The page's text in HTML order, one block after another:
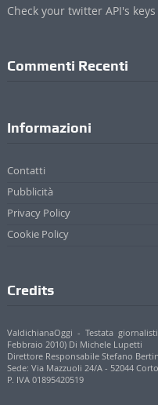
Check your twitter API's keys
Commenti Recenti
Informazioni
Contatti
Pubblicità
Privacy Policy
Cookie Policy
Credits
ValdichianaOggi - Testata
Febbraio 2010) Di Michele Lupetti
Direttore Responsabile Stefano
Sede: Via Mazzuoli 24/A - 52044
P. IVA 01895420519